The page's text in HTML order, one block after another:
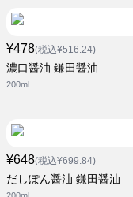
¥478(税込¥516.24)
濃口醤油 鎌田醤油
200ml
¥648(税込¥699.84)
だしぽん醤油 鎌田醤油